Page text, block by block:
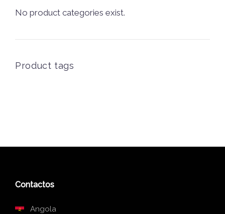
No product categories exist.
Product tags
Contactos
Angola